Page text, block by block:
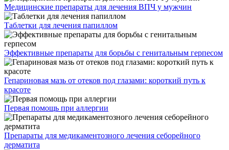
Медицинские препараты для лечения ВПЧ у мужчин
Таблетки для лечения папиллом
Эффективные препараты для борьбы с генитальным герпесом
Гепариновая мазь от отеков под глазами: короткий путь к
красоте
Первая помощь при аллергии
Препараты для медикаментозного лечения себорейного
дерматита